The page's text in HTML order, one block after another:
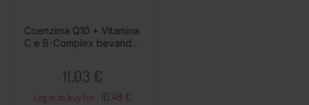
Coenzima Q10 + Vitamina
C e B-Complex bevanda
11,03 €
Log in to buy for : 10.48 €